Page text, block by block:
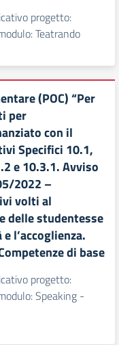
progetto:
Teatrando
(POC) “Per
per
con il
Specifici 10.1,
e 10.3.1. Avviso
2022 –
volti al
delle studentesse
l’accoglienza.
di base
progetto:
Speaking -